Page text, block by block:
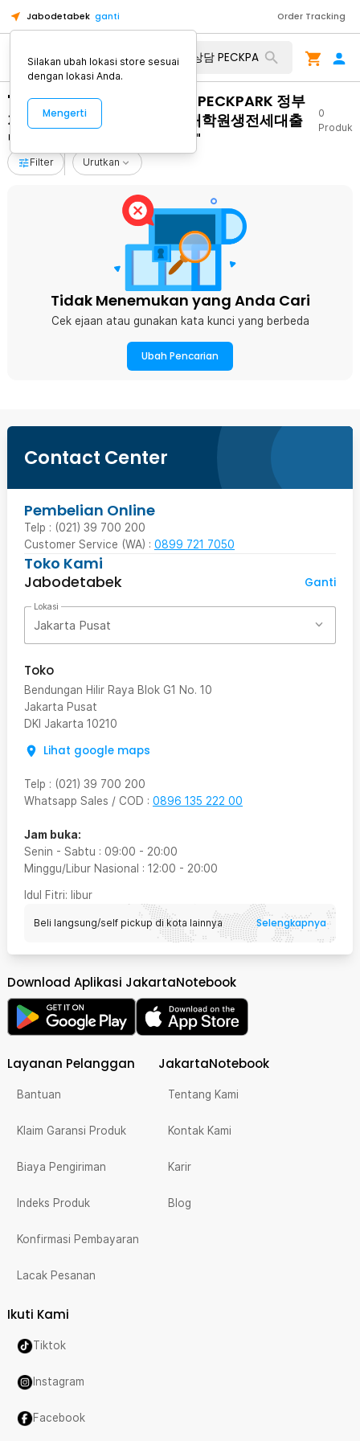
Jabodetabek ganti Order Tracking
"생활비대출50만원 탤그상담 PECKPARK 정부
지원생계자금 페크박컨설팅 대학원생전세대출
밀양시개인회생자생계비대출"
0
Produk
Filter Urutkan
Tidak Menemukan yang Anda Cari
Cek ejaan atau gunakan kata kunci yang berbeda
Ubah Pencarian
Contact Center
Pembelian Online
Telp : (021) 39 700 200
Customer Service (WA) : 0899 721 7050
Toko Kami
Jabodetabek
Ganti
Lokasi
Jakarta Pusat
Toko
Bendungan Hilir Raya Blok G1 No. 10
Jakarta Pusat
DKI Jakarta 10210
Lihat google maps
Telp : (021) 39 700 200
Whatsapp Sales / COD : 0896 135 222 00
Jam buka:
Senin - Sabtu : 09:00 - 20:00
Minggu/Libur Nasional : 12:00 - 20:00
Idul Fitri: libur
Beli langsung/self pickup di kota lainnya Selengkapnya
Download Aplikasi JakartaNotebook
Layanan Pelanggan
Bantuan
Klaim Garansi Produk
Biaya Pengiriman
Indeks Produk
Konfirmasi Pembayaran
Lacak Pesanan
JakartaNotebook
Tentang Kami
Kontak Kami
Karir
Blog
Ikuti Kami
Tiktok
Instagram
Facebook
Silakan ubah lokasi store sesuai
dengan lokasi Anda.
Mengerti